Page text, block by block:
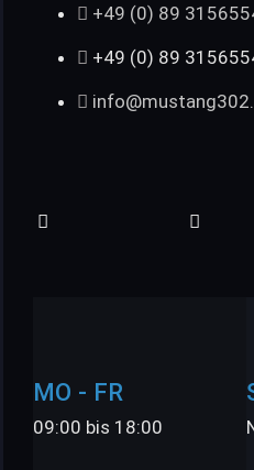
+49 (0) 89
+49 (0) 89
MO - FR
09:00 bis 18:00